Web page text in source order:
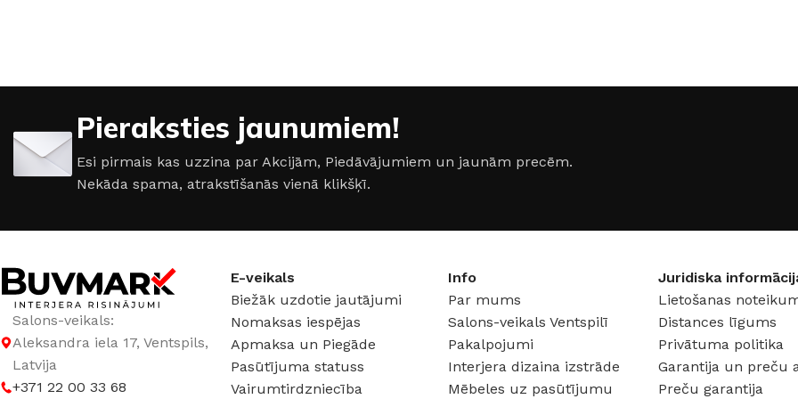
Šķidrās tapetes
Ekoloģisks un videi draudzīgs
risinājums
ŠĶIDRĀS TAPETES
Silk Plaster kolekcijas
Victoria du Monde kolekcijas
Piedevas (lakas, spīdumi un tml.)
MixArt
Apmetums fasādem un mitrām
telpām
Dekoratīvie apmetumi
Gruntis un Lakas
Krāsas
Flīzes
Skatīt
Dekoratīvās
Grīdām un sienām
Pieraksties jaunumiem!
Esi pirmais kas uzzina par Akcijām, Piedāvājumiem un jaunām precēm.
Nekāda spama, atrakstīšanās vienā klikšķī.
Salons-veikals:
Aleksandra iela 17, Ventspils,
Latvija
+371 22 00 33 68
E-veikals
Biežāk uzdotie jautājumi
Nomaksas iespējas
Apmaksa un Piegāde
Pasūtījuma statuss
Vairumtirdzniecība
Info
Par mums
Salons-veikals Ventspilī
Pakalpojumi
Interjera dizaina izstrāde
Mēbeles uz pasūtījumu
Juridiska
Lietošanas
Distances līgums
Privātuma politika
Garantija un preču
Preču garantija